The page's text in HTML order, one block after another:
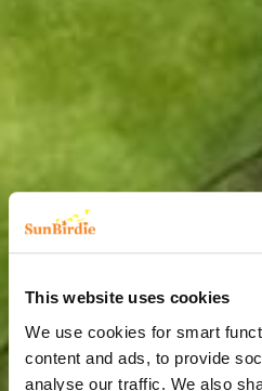
This website uses cookies
We use cookies for smart
content and ads, to provide
analyse our traffic. We also